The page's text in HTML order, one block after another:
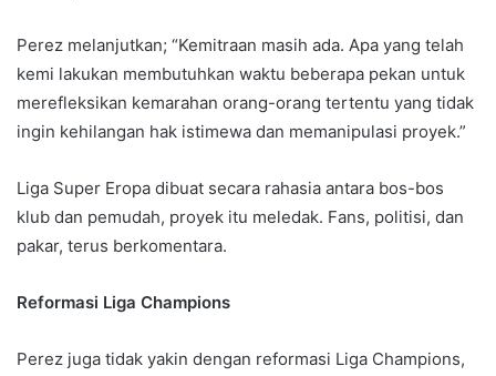
Perez melanjutkan; “Kemitraan masih ada. Apa yang telah
kemi lakukan membutuhkan waktu beberapa pekan untuk
merefleksikan kemarahan orang-orang tertentu yang tidak
ingin kehilangan hak istimewa dan memanipulasi proyek.”
Liga Super Eropa dibuat secara rahasia antara bos-bos
klub dan pemudah, proyek itu meledak. Fans, politisi, dan
pakar, terus berkomentara.
Reformasi Liga Champions
Perez juga tidak yakin dengan reformasi Liga Champions,